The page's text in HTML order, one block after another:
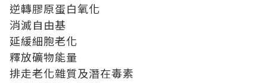
逆轉膠原蛋白氧化
消滅自由基
延緩細胞老化
釋放礦物能量
排走老化雜質及潛在毒素